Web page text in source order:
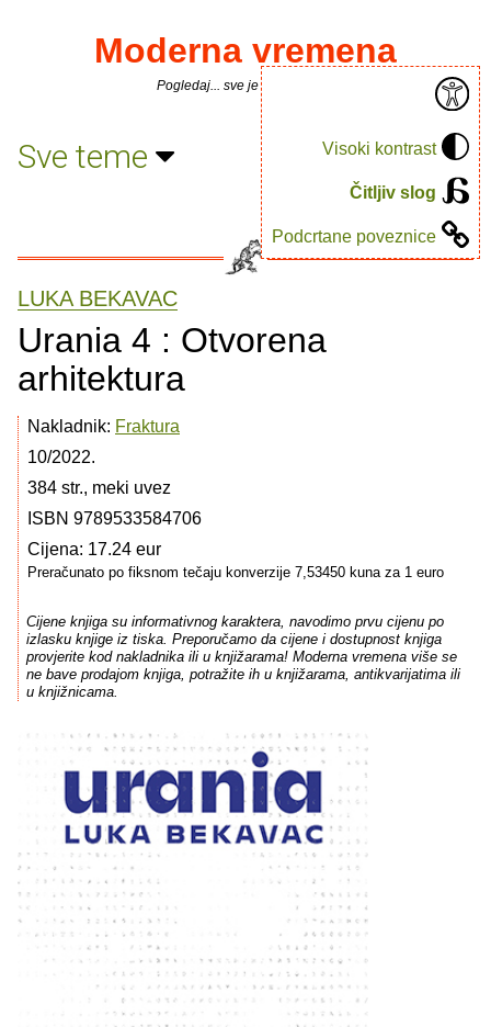
Visoki kontrast
Čitljiv slog
Podcrtane poveznice
Moderna vremena
Pogledaj... sve je puno knjiga.
Sve teme
LUKA BEKAVAC
Urania 4 : Otvorena
arhitektura
Nakladnik: Fraktura
10/2022.
384 str., meki uvez
ISBN 9789533584706
Cijena: 17.24 eur
Preračunato po fiksnom tečaju konverzije 7,53450 kuna za 1 euro
Cijene knjiga su informativnog karaktera, navodimo prvu cijenu po
izlasku knjige iz tiska. Preporučamo da cijene i dostupnost knjiga
provjerite kod nakladnika ili u knjižarama! Moderna vremena više se
ne bave prodajom knjiga, potražite ih u knjižarama, antikvarijatima ili
u knjižnicama.